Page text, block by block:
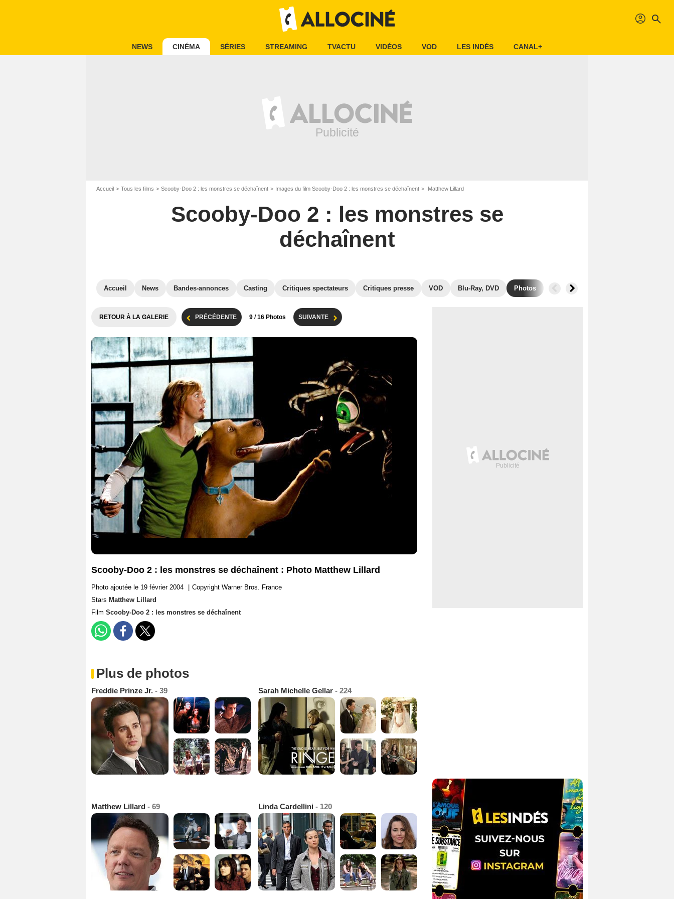
profil search
NEWS CINÉMA SÉRIES STREAMING TVACTU VIDÉOS VOD LES INDÉS CANAL+
Accueil Tous les films Scooby-Doo 2 : les monstres se déchaînent Images du film Scooby-Doo 2 : les monstres se déchaînent Matthew Lillard
Scooby-Doo 2 : les monstres se
déchaînent
Accueil News Bandes-annonces Casting Critiques spectateurs Critiques presse VOD Blu-Ray, DVD Photos Musique
RETOUR À LA GALERIE PRÉCÉDENTE 9 / 16 Photos SUIVANTE
Scooby-Doo 2 : les monstres se déchaînent : Photo Matthew Lillard
Photo ajoutée le 19 février 2004
Copyright Warner Bros. France
Stars Matthew Lillard
Film Scooby-Doo 2 : les monstres se déchaînent
Plus de photos
Freddie Prinze Jr. - 39 Sarah Michelle Gellar - 224
Matthew Lillard - 69 Linda Cardellini - 120